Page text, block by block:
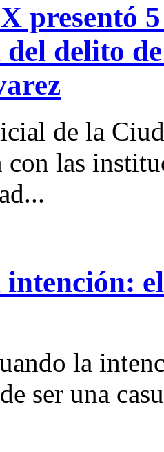
presentó
delito
de la
las
intención:
la
ser una